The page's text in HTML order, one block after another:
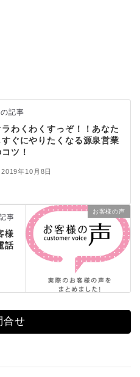
記事
ラわくわくすっぞ！！あなた
すぐにやりたくなる源泉営業
ツ！
2019年10月8日
お客様の声
事
様
話
合せ